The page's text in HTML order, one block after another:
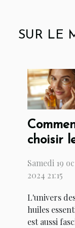
SUR LE
choisir
soins
Samedi 19
2024 21:15
L'univers
huiles
est aussi